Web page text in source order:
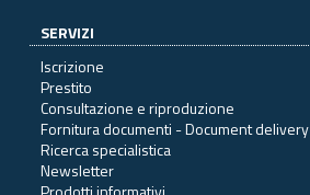
SERVIZI
Iscrizione
Prestito
Consultazione e riproduzione
Fornitura documenti - Document delivery
Ricerca specialistica
Newsletter